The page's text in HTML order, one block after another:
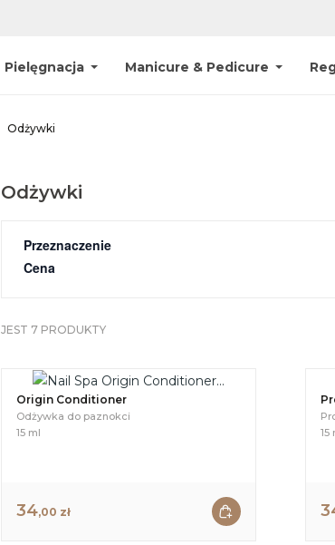
Pielęgnacja Manicure & Pedicure
Odżywki
Odżywki
Przeznaczenie
JEST 7 PRODUKTY
Origin Conditioner
Odżywka do paznokci
15 ml
34,00 zł
15